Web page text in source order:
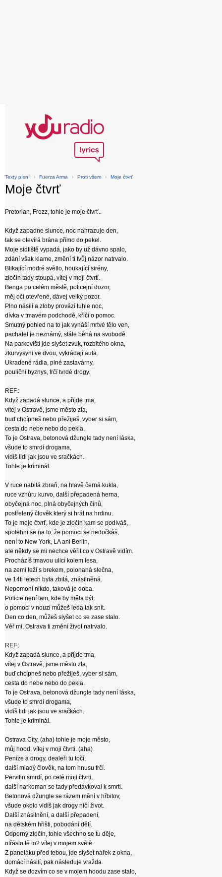
Texty písní › Fuerza Arma › Proti všem › Moje čtvrť
Moje čtvrť
Pretorian, Frezz, tohle je moje čtvrť..
Když zapadne slunce, noc nahrazuje den,
tak se otevírá brána přímo do pekel.
Moje sídliště vypadá, jako by už dávno spalo,
zdání však klame, změní ti tvůj názor natrvalo.
Blikající modré světlo, houkající sirény,
zločin tady stoupá, vítej v moji čtvrti.
Benga po celém městě, policejní dozor,
měj oči otevřené, dávej velký pozor.
Plno násilí a zloby provází tuhle noc,
dívka v tmavém podchodě, křičí o pomoc.
Smutný pohled na to jak vynáší mrtvé tělo ven,
pachatel je neznámý, stále běhá na svobodě.
Na parkovišti jde slyšet zvuk, rozbitého okna,
zkurvysyni ve dvou, vykrádají auta.
Ukradené rádia, plné zastavárny,
pouliční byznys, frčí tvrdé drogy.
REF.:
Když zapadá slunce, a přijde tma,
vítej v Ostravě, jsme město zla,
buď chcípneš nebo přežiješ, vyber si sám,
cesta do nebe nebo do pekla.
To je Ostrava, betonová džungle tady není láska,
všude to smrdí drogama,
vidíš lidi jak jsou ve sračkách.
Tohle je kriminál.
V ruce nabitá zbraň, na hlavě černá kukla,
ruce vzhůru kurvo, další přepadená herna,
obyčejná noc, plná obyčejných činů,
postřelený člověk který si hrál na hrdinu.
To je moje čtvrť, kde je zločin kam se podíváš,
spolehni se na to, že pomoci se nedočkáš,
není to New York, LA ani Berlin,
ale někdy se mi nechce věřit co v Ostravě vidím.
Procházíš tmavou ulicí kolem lesa,
na zemi leží s brekem, polonahá slečna,
ve 14ti letech byla zbitá, znásilněná.
Nepomohl nikdo, taková je doba.
Policie není tam, kde by měla být,
o pomoci v nouzi můžeš leda tak snít.
Den co den, můžeš slyšet co se zase stalo.
Věř mi, Ostrava ti změní život natrvalo.
REF.:
Když zapadá slunce, a přijde tma,
vítej v Ostravě, jsme město zla,
buď chcípneš nebo přežiješ, vyber si sám,
cesta do nebe nebo do pekla.
To je Ostrava, betonová džungle tady není láska,
všude to smrdí drogama,
vidíš lidi jak jsou ve sračkách.
Tohle je kriminál.
Ostrava City, (aha) tohle je moje město,
můj hood, vítej v moji čtvrti. (aha)
Peníze a drogy, dealeři tu točí,
další mladý člověk, na tom hnusu frčí.
Pervitin smrdí, po celé moji čtvrti,
další narkoman se tady předávkoval k smrti.
Betonová džungle se rázem mění v hřbitov,
všude okolo vidíš jak drogy níčí život.
Další znásilnění, a další přepadení,
na dětském hřišti, pobodání dětí.
Odporný zločin, tohle všechno se tu děje,
otřáslo tě to? vítej v mojem světě.
Z paneláku před tebou, jde slyšet nářek z okna,
domácí násilí, pak následuje vražda.
Když se dozvím co se v mojem hoodu zase stalo,